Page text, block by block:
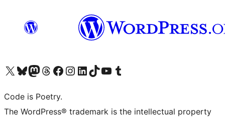
Navštivte náš účet na X (dříve Twitter)
Navštivte náš Bluesky účetNavštivte náš účet Mastodon
Navštivte náš Threads účetNavštivte naši stránku na Facebooku
Navštivte náš Instagram účetNavštivte náš LinkedIn účetNavštivte náš TikTok účetNavštivte náš YouTube kanálNavštivte náš Tumblr účet
Code is Poetry.
The WordPress® trademark is the intellectual property